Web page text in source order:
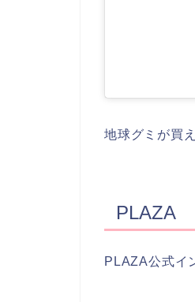
地球グミが買
PLAZA
PLAZA公式イ